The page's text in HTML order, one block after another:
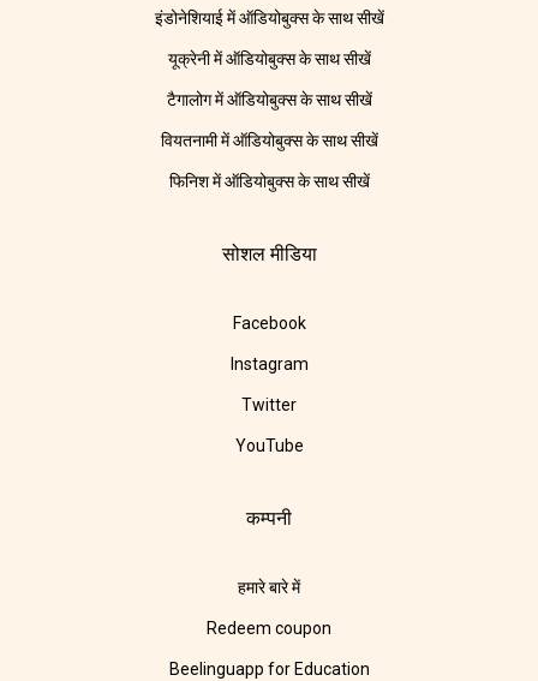
इंडोनेशियाई में ऑडियोबुक्स के साथ सीखें
यूक्रेनी में ऑडियोबुक्स के साथ सीखें
टैगालोग में ऑडियोबुक्स के साथ सीखें
वियतनामी में ऑडियोबुक्स के साथ सीखें
फिनिश में ऑडियोबुक्स के साथ सीखें
सोशल मीडिया
Facebook
Instagram
Twitter
YouTube
कम्पनी
हमारे बारे में
Redeem coupon
Beelinguapp for Education